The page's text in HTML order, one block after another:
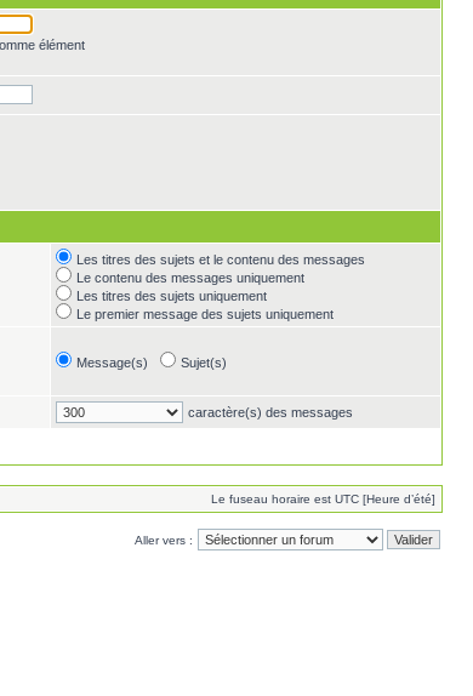
élément
Les titres des sujets et le contenu des messages
Le contenu des messages uniquement
Les titres des sujets uniquement
Le premier message des sujets uniquement
Message(s) Sujet(s)
caractère(s) des messages
Le fuseau horaire est UTC [Heure d’été]
Aller vers :